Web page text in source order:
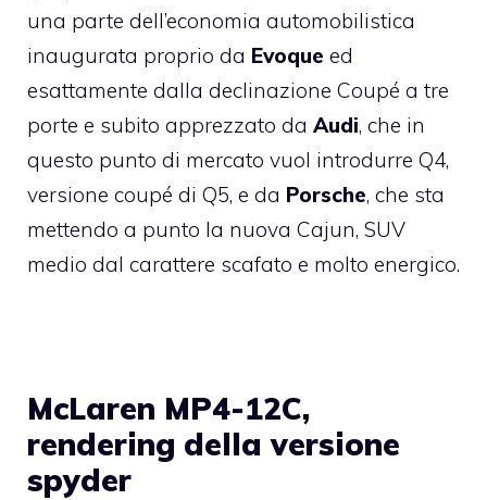
una parte dell’economia automobilistica
inaugurata proprio da Evoque ed
esattamente dalla declinazione Coupé a tre
porte e subito apprezzato da Audi, che in
questo punto di mercato vuol introdurre Q4,
versione coupé di Q5, e da Porsche, che sta
mettendo a punto la nuova Cajun, SUV
medio dal carattere scafato e molto energico.
McLaren MP4-12C,
rendering della versione
spyder